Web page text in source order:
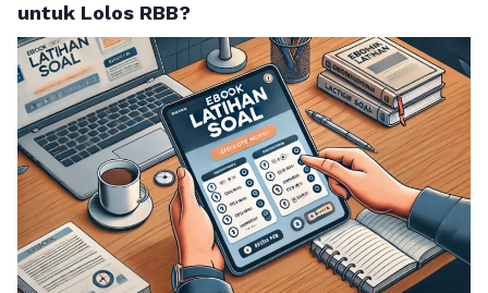
untuk Lolos RBB?